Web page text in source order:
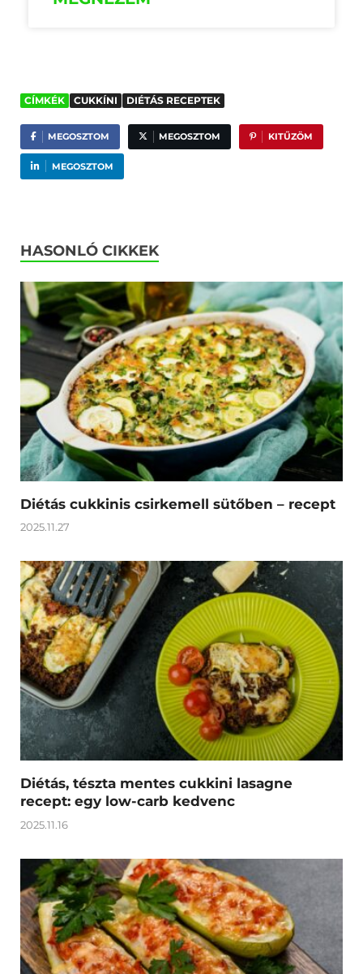
CÍMKÉK CUKKÍNI DIÉTÁS RECEPTEK
MEGOSZTOM MEGOSZTOM KITŰZÖM
MEGOSZTOM
HASONLÓ CIKKEK
Diétás cukkinis csirkemell sütőben – recept
2025.11.27
Diétás, tészta mentes cukkini lasagne
recept: egy low-carb kedvenc
2025.11.16